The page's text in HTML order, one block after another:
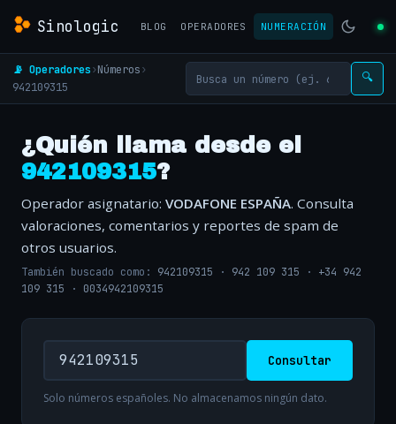
Sinologic BLOG OPERADORES NUMERACIÓN
📡 Operadores›Números›
942109315
🔍
¿Quién llama desde el
942109315?
Operador asignatario: VODAFONE ESPAÑA. Consulta
valoraciones, comentarios y reportes de spam de
otros usuarios.
También buscado como: 942109315 · 942 109 315 · +34 942
109 315 · 0034942109315
Consultar
Solo números españoles. No almacenamos ningún dato.